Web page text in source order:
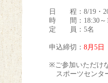
日 程：8/19・20
時 間：18:30～
定 員：5名
申込締切： 8月5日
※ご参加いただけ
スポーツセンタ